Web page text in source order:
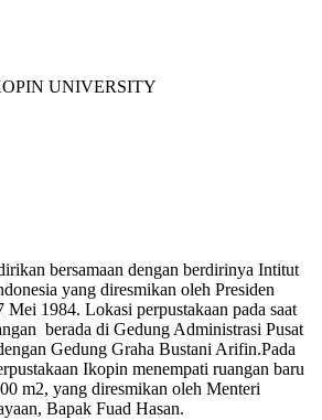
UNIVERSITY
bersamaan dengan berdirinya Intitut
yang diresmikan oleh Presiden
Mei 1984. Lokasi perpustakaan pada saat
berada di Gedung Administrasi Pusat
Gedung Graha Bustani Arifin.Pada
Ikopin menempati ruangan baru
m2, yang diresmikan oleh Menteri
Bapak Fuad Hasan.